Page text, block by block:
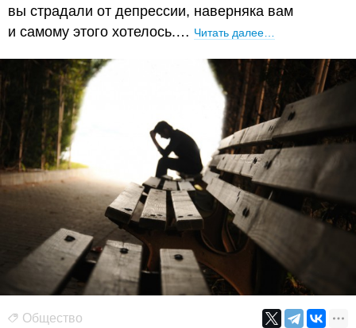
вы страдали от депрессии, наверняка вам
и самому этого хотелось.… Читать далее…
Общество